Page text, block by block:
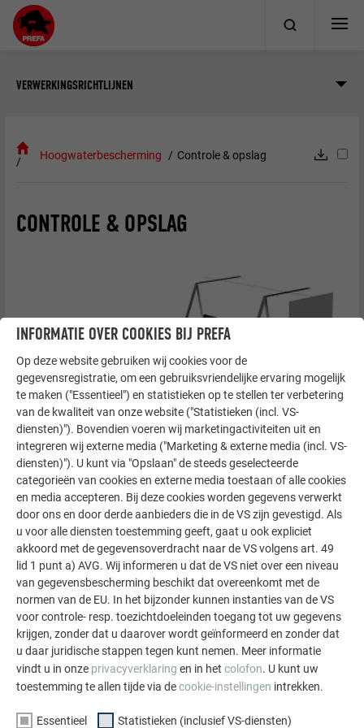
VERWERKINGSRICHTLIJNEN
Hoogwaterbescherming Controle & opslag
CONTROLE & OPSLAG
De levering moet op volledigheid en juistheid worden
gecontroleerd en de producten moeten droog worden
opgeslagen.
TERUG VOLGENDE
INFORMATIE OVER COOKIES BIJ PREFA
Op deze website gebruiken wij cookies voor de
gegevensregistratie, om een gebruiksvriendelijke ervaring mogelijk
te maken ("Essentieel") en statistieken op te stellen ter verbetering
van de kwaliteit van onze website ("Statistieken (incl. VS-
diensten)"). Bovendien voeren wij marketingactiviteiten uit en
integreren wij externe media ("Marketing & externe media (incl. VS-
diensten)"). U kunt via "Opslaan" de steeds geselecteerde
categorieën van cookies en externe media toestaan of alle cookies
en media accepteren. Bij deze cookies worden gegevens verwerkt
door ons en door derde aanbieders die in de VS zijn gevestigd. Als
u voor alle diensten toestemming geeft, gaat u ook expliciet
akkoord met de gegevensoverdracht naar de VS volgens art. 49
lid 1 punt a) AVG. Wij informeren u dat de VS niet over een niveau
van gegevensbescherming beschikt dat overeenkomt met de
normen van de EU. In het bijzonder kunnen instanties van de VS
voor controle- resp. toezichtdoeleinden toegang tot uw gegevens
krijgen, zonder dat u daarover wordt geïnformeerd en zonder dat
u daar juridische stappen tegen kunt nemen. Meer informatie
vindt u in onze privacyverklaring en in het colofon. U kunt uw
toestemming te allen tijde via decookie-instellingen intrekken.
Essentieel Statistieken (inclusief VS-diensten)